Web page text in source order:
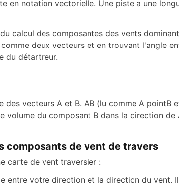
en notation vectorielle. Une piste a une
calcul des composantes des vents
deux vecteurs et en trouvant l'angle
du détartreur.
des vecteurs A et B. AB (lu comme A pointB
volume du composant B dans la direction de
composants de vent de travers
carte de vent traversier :
entre votre direction et la direction du vent.